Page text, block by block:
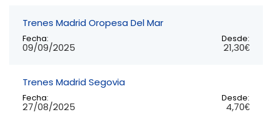
Trenes Madrid Oropesa Del Mar
Fecha:
09/09/2025
Desde:
21,30€
Trenes Madrid Segovia
Fecha:
27/08/2025
Desde:
4,70€